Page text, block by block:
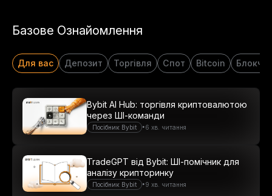
Базове Ознайомлення
Для вас Депозит Торгівля Спот Bitcoin
Посібник Bybit •6 хв. читання
Bybit AI Hub: торгівля криптовалютою
через ШІ-команди
Посібник Bybit •9 хв. читання
TradeGPT від Bybit: ШІ-помічник для
аналізу крипторинку